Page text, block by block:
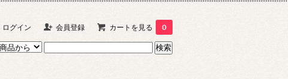
ログイン 会員登録 カートを見る 0